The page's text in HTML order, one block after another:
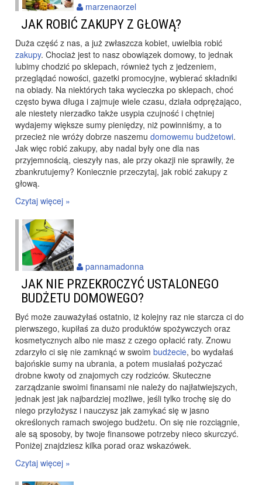
JAK ROBIĆ ZAKUPY Z GŁOWĄ?
Duża część z nas, a już zwłaszcza kobiet, uwielbia robić
zakupy. Chociaż jest to nasz obowiązek domowy, to jednak
lubimy chodzić po sklepach, również tych z jedzeniem,
przeglądać nowości, gazetki promocyjne, wybierać składniki
na obiady. Na niektórych taka wycieczka po sklepach, choć
często bywa długa i zajmuje wiele czasu, działa odprężająco,
ale niestety nierzadko także usypia czujność i chętniej
wydajemy większe sumy pieniędzy, niż powinniśmy, a to
przecież nie wróży dobrze naszemu domowemu budżetowi.
Jak więc robić zakupy, aby nadal były one dla nas
przyjemnością, cieszyły nas, ale przy okazji nie sprawiły, że
zbankrutujemy? Koniecznie przeczytaj, jak robić zakupy z
głową.
Czytaj więcej »
marzenaorzel
JAK NIE PRZEKROCZYĆ USTALONEGO
BUDŻETU DOMOWEGO?
Być może zauważyłaś ostatnio, iż kolejny raz nie starcza ci do
pierwszego, kupiłaś za dużo produktów spożywczych oraz
kosmetycznych albo nie masz z czego opłacić raty. Znowu
zdarzyło ci się nie zamknąć w swoim budżecie, bo wydałaś
bajońskie sumy na ubrania, a potem musiałaś pożyczać
drobne kwoty od znajomych czy rodziców. Skuteczne
zarządzanie swoimi finansami nie należy do najłatwiejszych,
jednak jest jak najbardziej możliwe, jeśli tylko trochę się do
niego przyłożysz i nauczysz jak zamykać się w jasno
określonych ramach swojego budżetu. On się nie rozciągnie,
ale są sposoby, by twoje finansowe potrzeby nieco skurczyć.
Poniżej znajdziesz kilka porad oraz wskazówek.
Czytaj więcej »
pannamadonna